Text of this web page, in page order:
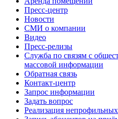
Пресс-центр
Новости
СМИ о компании
Видео
Пресс-релизы
Служба по связям с
массовой информации
Обратная связь
Контакт-центр
Запрос информации
Задать вопрос
Реализация